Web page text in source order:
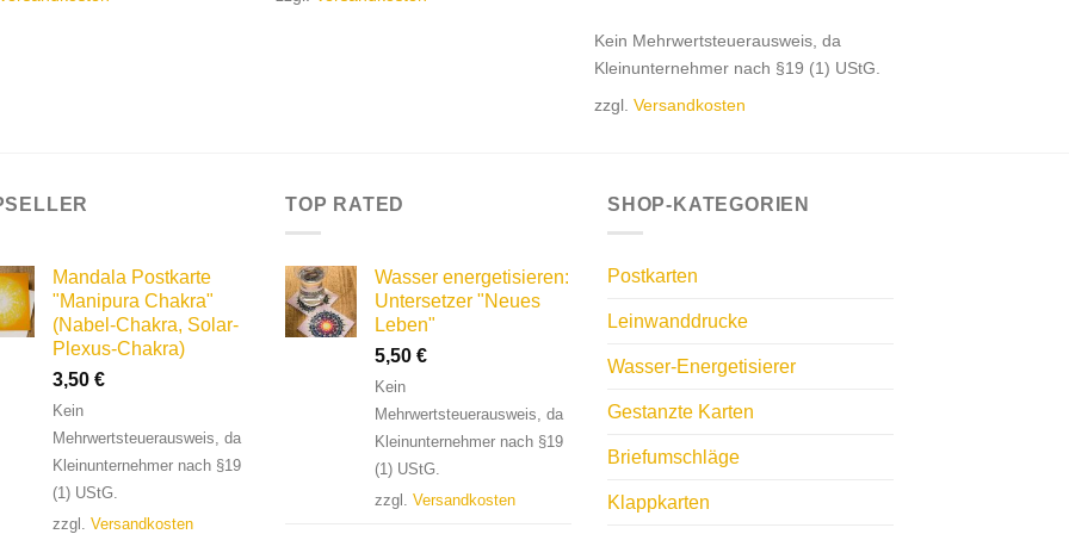
Kein Mehrwertsteuerausweis, da
Kleinunternehmer nach §19 (1) UStG.
zzgl. Versandkosten
Mandala Postkarte
"Manipura Chakra"
(Nabel-Chakra, Solar-
Plexus-Chakra)
3,50 €
Kein
Mehrwertsteuerausweis, da
Kleinunternehmer nach §19
(1) UStG.
zzgl. Versandkosten
TOP RATED
Wasser energetisieren:
Untersetzer "Neues
Leben"
5,50 €
Kein
Mehrwertsteuerausweis, da
Kleinunternehmer nach §19
(1) UStG.
zzgl. Versandkosten
SHOP-KATEGORIEN
Postkarten
Leinwanddrucke
Wasser-Energetisierer
Gestanzte Karten
Briefumschläge
Klappkarten